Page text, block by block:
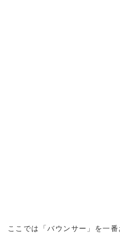
ここでは「バウンサー」を一